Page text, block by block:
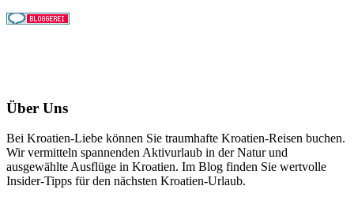
Über Uns
Bei Kroatien-Liebe können Sie traumhafte Kroatien-Reisen buchen.
Wir vermitteln spannenden Aktivurlaub in der Natur und
ausgewählte Ausflüge in Kroatien. Im Blog finden Sie wertvolle
Insider-Tipps für den nächsten Kroatien-Urlaub.